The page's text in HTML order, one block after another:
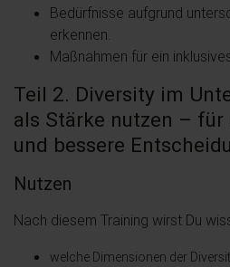
Bedürfnisse aufgrund
erkennen.
Maßnahmen für ein
Teil 2. Diversity im
als Stärke nutzen –
und bessere
Nutzen
Nach diesem Training wirst Du
welche Dimensionen der